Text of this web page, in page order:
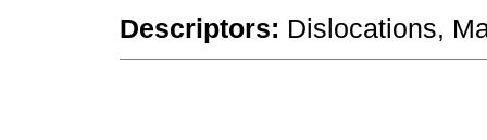
Descriptors: Dislocations,